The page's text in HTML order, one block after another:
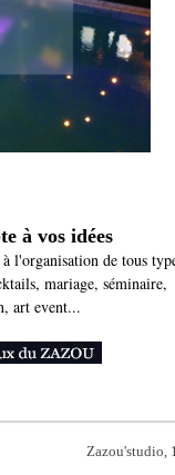
à vos idées
l'organisation de tous
mariage, séminaire,
art event...
Zazou'studio,